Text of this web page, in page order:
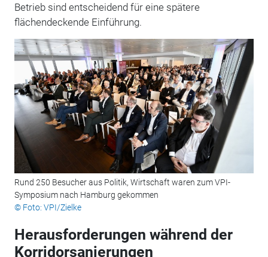
Betrieb sind entscheidend für eine spätere
flächendeckende Einführung.
Rund 250 Besucher aus Politik, Wirtschaft waren zum VPI-
Symposium nach Hamburg gekommen
© Foto: VPI/Zielke
Herausforderungen während der
Korridorsanierungen